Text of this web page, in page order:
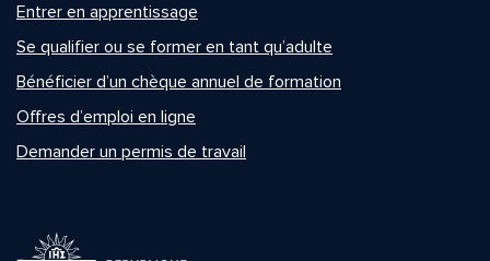
Entrer en apprentissage
Se qualifier ou se former en tant qu’adulte
Bénéficier d’un chèque annuel de formation
Offres d’emploi en ligne
Demander un permis de travail